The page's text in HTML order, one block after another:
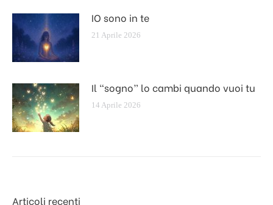
IO sono in te
21 Aprile 2026
Il “sogno” lo cambi quando vuoi tu
14 Aprile 2026
Articoli recenti